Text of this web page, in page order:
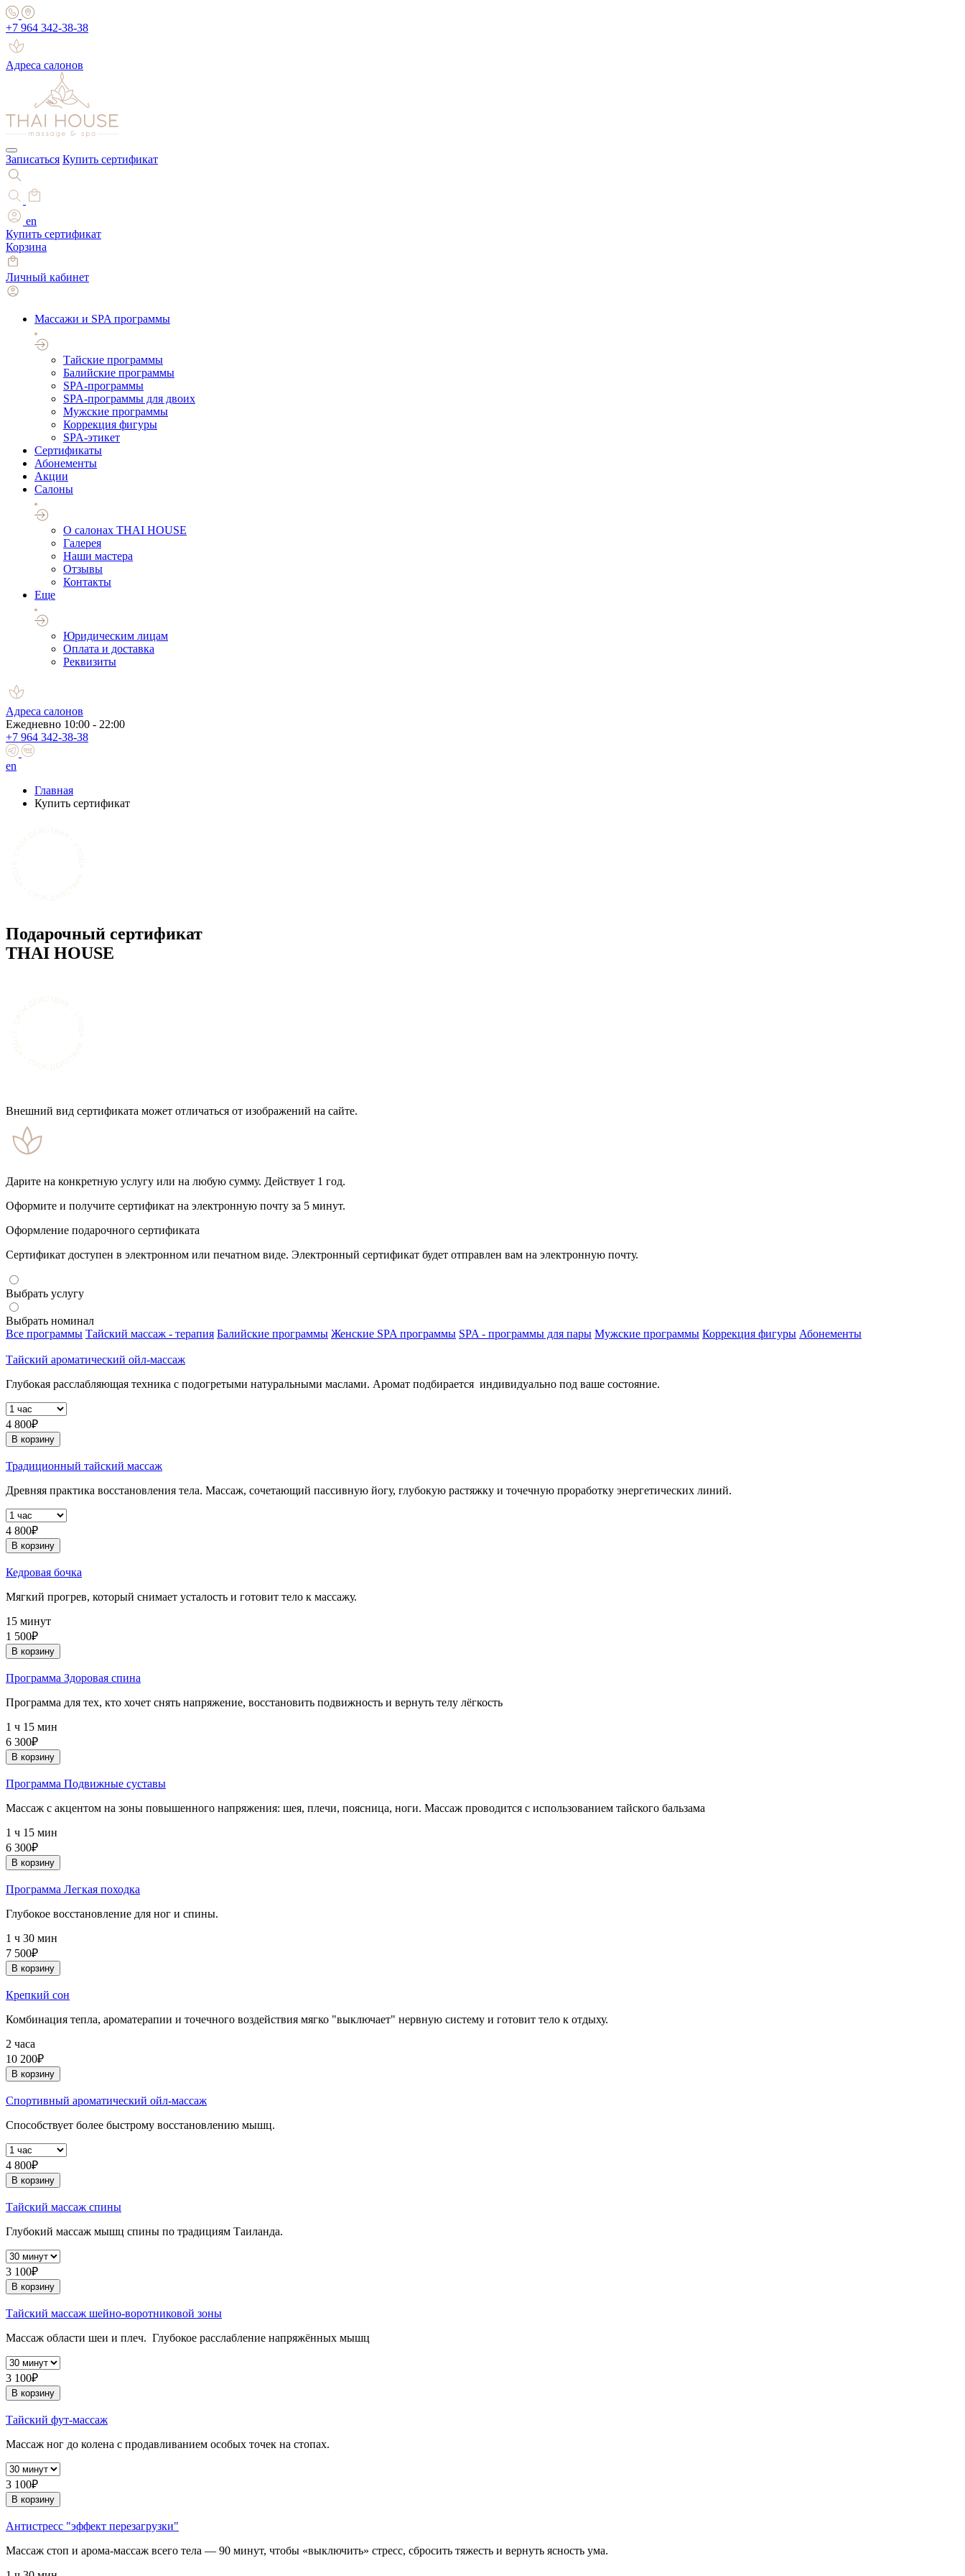
+7 964 342-38-38
Адреса салонов
Записаться Купить сертификат
en
Купить сертификат
Корзина
Личный кабинет
Массажи и SPA программы
Тайские программы
Балийские программы
SPA-программы
SPA-программы для двоих
Мужские программы
Коррекция фигуры
SPA-этикет
Cертификаты
Абонементы
Акции
Салоны
О салонах THAI HOUSE
Галерея
Наши мастера
Отзывы
Контакты
Еще
Юридическим лицам
Оплата и доставка
Реквизиты
Адреса салонов
Ежедневно 10:00 - 22:00
+7 964 342-38-38
en
Главная
Купить сертификат
Подарочный сертификат
THAI HOUSE
Внешний вид сертификата может отличаться от изображений на сайте.
Дарите на конкретную услугу или на любую сумму. Действует 1 год.
Оформите и получите сертификат на электронную почту за 5 минут.
Оформление подарочного сертификата
Сертификат доступен в электронном или печатном виде. Электронный сертификат будет отправлен вам на электронную почту.
Выбрать услугу
Выбрать номинал
Все программы Тайский массаж - терапия Балийские программы Женские SPA программы SPA - программы для пары Мужские программы Коррекция фигуры Абонементы
Тайский ароматический ойл-массаж
Глубокая расслабляющая техника с подогретыми натуральными маслами. Аромат подбирается индивидуально под ваше состояние.
4 800₽
В корзину
Традиционный тайский массаж
Древняя практика восстановления тела. Массаж, сочетающий пассивную йогу, глубокую растяжку и точечную проработку энергетических линий.
4 800₽
В корзину
Кедровая бочка
Мягкий прогрев, который снимает усталость и готовит тело к массажу.
15 минут
1 500₽
В корзину
Программа Здоровая спина
Программа для тех, кто хочет снять напряжение, восстановить подвижность и вернуть телу лёгкость
1 ч 15 мин
6 300₽
В корзину
Программа Подвижные суставы
Массаж с акцентом на зоны повышенного напряжения: шея, плечи, поясница, ноги. Массаж проводится с использованием тайского бальзама
1 ч 15 мин
6 300₽
В корзину
Программа Легкая походка
Глубокое восстановление для ног и спины.
1 ч 30 мин
7 500₽
В корзину
Крепкий сон
Комбинация тепла, ароматерапии и точечного воздействия мягко "выключает" нервную систему и готовит тело к отдыху.
2 часа
10 200₽
В корзину
Спортивный ароматический ойл-массаж
Способствует более быстрому восстановлению мышц.
4 800₽
В корзину
Тайский массаж спины
Глубокий массаж мышц спины по традициям Таиланда.
3 100₽
В корзину
Тайский массаж шейно-воротниковой зоны
Массаж области шеи и плеч. Глубокое расслабление напряжённых мышц
3 100₽
В корзину
Тайский фут-массаж
Массаж ног до колена с продавливанием особых точек на стопах.
3 100₽
В корзину
Антистресс "эффект перезагрузки"
Массаж стоп и арома-массаж всего тела — 90 минут, чтобы «выключить» стресс, сбросить тяжесть и вернуть ясность ума.